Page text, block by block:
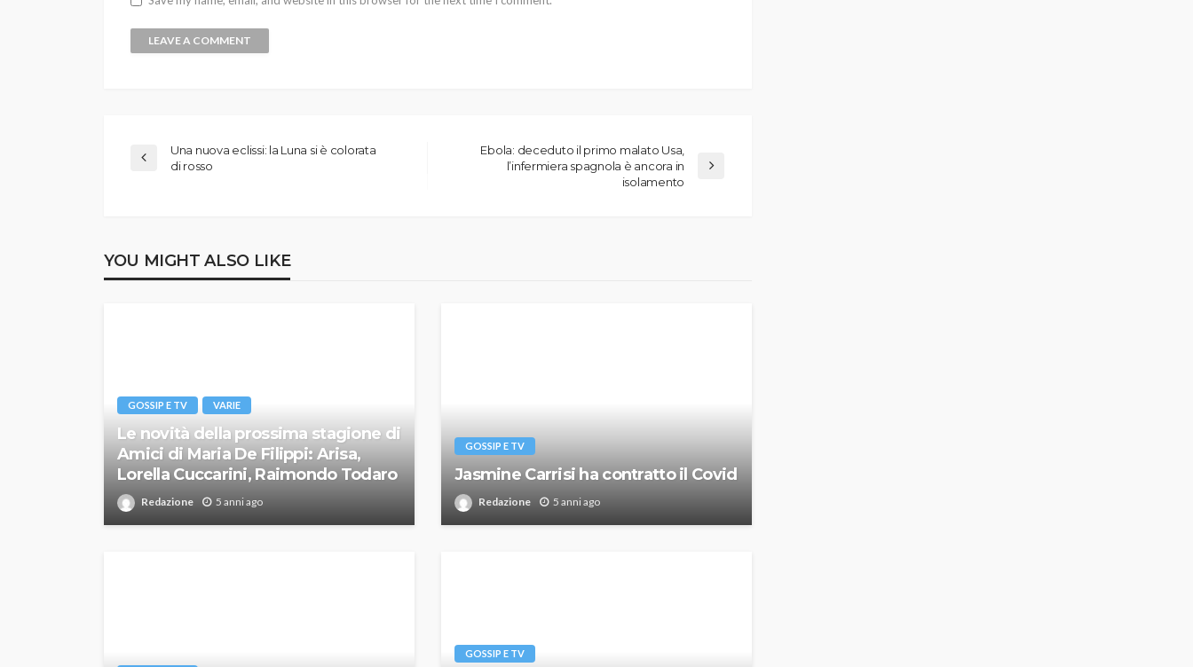
Una nuova eclissi: la Luna si è colorata
di rosso
Ebola: deceduto il primo malato Usa,
l’infermiera spagnola è ancora in
isolamento
YOU MIGHT ALSO LIKE
GOSSIP E TV VARIE
Le novità della prossima stagione di
Amici di Maria De Filippi: Arisa,
Lorella Cuccarini, Raimondo Todaro
Redazione 5 anni ago
GOSSIP E TV
Jasmine Carrisi ha contratto il Covid
Redazione 5 anni ago
GOSSIP E TV